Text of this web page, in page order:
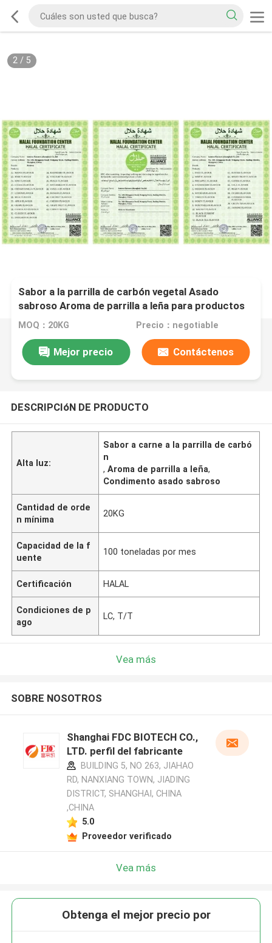
2/ 5
Sabor a la parrilla de carbón vegetal Asado
sabroso Aroma de parrilla a leña para productos
cárnicos
MOQ：20KG Precio：negotiable
Mejor precio Contáctenos
DESCRIPCIóN DE PRODUCTO
Alta luz:
Sabor a carne a la parrilla de carbó
n
,Aroma de parrilla a leña,
Condimento asado sabroso
Cantidad de orde
n mínima
20KG
Capacidad de la f
uente
100 toneladas por mes
Certificación HALAL
Condiciones de p
ago
LC, T/T
Vea más
SOBRE NOSOTROS
Shanghai FDC BIOTECH CO.,
LTD. perfil del fabricante
BUILDING 5, NO 263, JIAHAO
RD, NANXIANG TOWN, JIADING
DISTRICT, SHANGHAI, CHINA
,CHINA
5.0
Proveedor verificado
Vea más
Obtenga el mejor precio por